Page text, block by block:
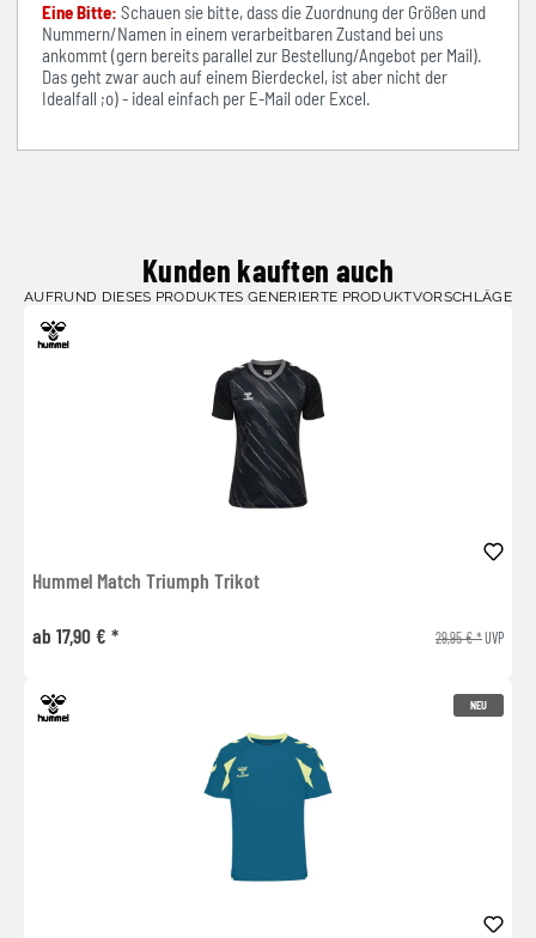
Eine Bitte: Schauen sie bitte, dass die Zuordnung der Größen und
Nummern/Namen in einem verarbeitbaren Zustand bei uns
ankommt (gern bereits parallel zur Bestellung/Angebot per Mail).
Das geht zwar auch auf einem Bierdeckel, ist aber nicht der
Idealfall ;o) - ideal einfach per E-Mail oder Excel.
Kunden kauften auch
AUFRUND DIESES PRODUKTES GENERIERTE PRODUKTVORSCHLÄGE
Hummel Match Triumph Trikot
ab 17,90 € * 29,95 € *UVP
NEU